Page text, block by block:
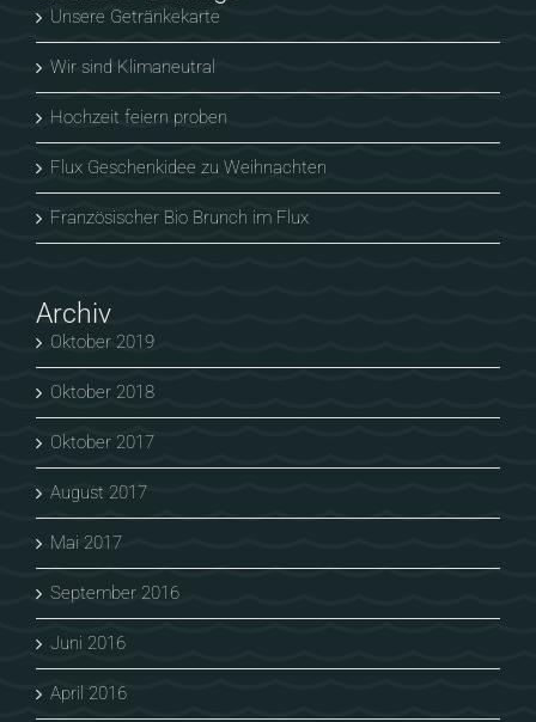
Unsere Getränkekarte
Wir sind Klimaneutral
Hochzeit feiern proben
Flux Geschenkidee zu Weihnachten
Französischer Bio Brunch im Flux
Archiv
Oktober 2019
Oktober 2018
Oktober 2017
August 2017
Mai 2017
September 2016
Juni 2016
April 2016